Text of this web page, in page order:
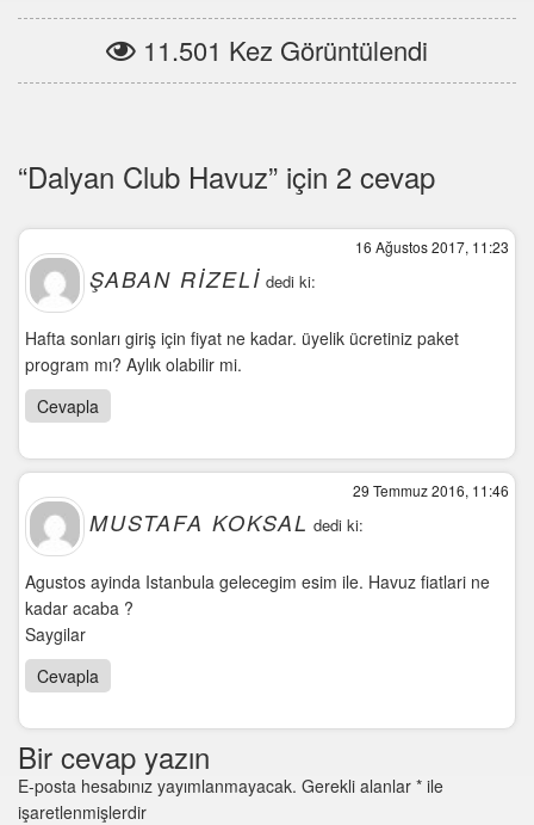
11.501 Kez Görüntülendi
“Dalyan Club Havuz” için 2 cevap
ŞABAN RIZELI dedi ki:
16 Ağustos 2017, 11:23
Hafta sonları giriş için fiyat ne kadar. üyelik ücretiniz paket
program mı? Aylık olabilir mi.
Cevapla
MUSTAFA KOKSAL dedi ki:
29 Temmuz 2016, 11:46
Agustos ayinda Istanbula gelecegim esim ile. Havuz fiatlari ne
kadar acaba ?
Saygilar
Cevapla
Bir cevap yazın
E-posta hesabınız yayımlanmayacak. Gerekli alanlar * ile
işaretlenmişlerdir